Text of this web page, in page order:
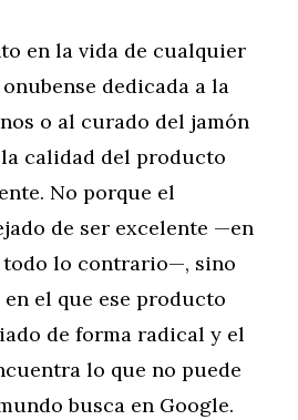
en la vida de cualquier
dedicada a la
o al curado del jamón
calidad del producto
No porque el
de ser excelente —en
todo lo contrario—, sino
el que ese producto
de forma radical y el
lo que no puede
busca en Google.